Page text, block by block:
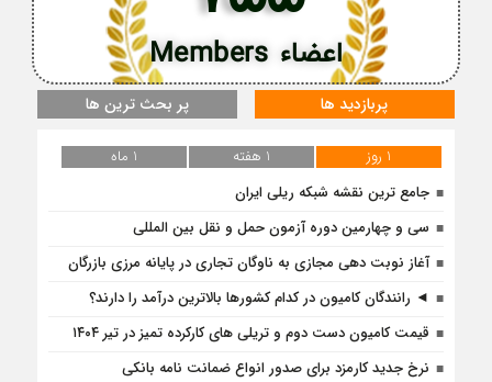
اعضاء Members
پربازدید ها پر بحث ترین ها
1 روز 1 هفته
1 ماه
جامع ترین نقشه شبکه ریلی ایران
سی و چهارمین دوره آزمون حمل و نقل بین المللی
آغاز نوبت دهی مجازی به ناوگان تجاری در پایانه مرزی بازرگان
◄ رانندگان کامیون در کدام کشورها بالاترین درآمد را دارند؟
قیمت کامیون دست دوم و تریلی‌ های کارکرده تمیز در تیر ۱۴۰۴
نرخ جدید کارمزد برای صدور انواع ضمانت نامه بانکی